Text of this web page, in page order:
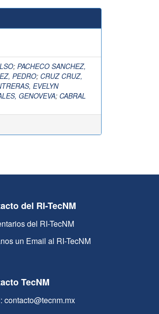
; PACHECO SANCHEZ,
PEDRO; CRUZ CRUZ,
EVELYN
GENOVEVA; CABRAL
del RI-TecNM
del RI-TecNM
un Email al RI-TecNM
TecNM
contacto@tecnm.mx